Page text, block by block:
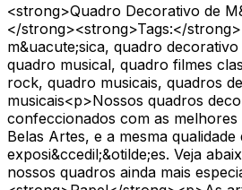
<strong>Quadro Decorativo de
</strong><strong>Tags:</
m&uacute;sica, quadro
quadro musical, quadro filmes
rock, quadro musicais, quadros
musicais<p>Nossos quadros
confeccionados com as melhores
Belas Artes, e a mesma
exposi&ccedil;&otilde;es. Veja
nossos quadros ainda mais